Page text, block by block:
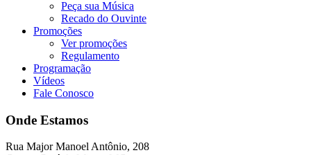
Peça sua Música
Recado do Ouvinte
Promoções
Ver promoções
Regulamento
Programação
Vídeos
Fale Conosco
Onde Estamos
Rua Major Manoel Antônio, 208